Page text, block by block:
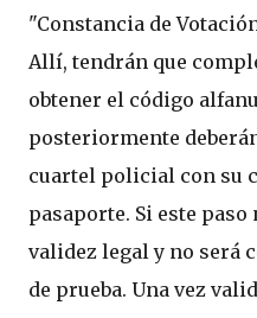
"Constancia de
Allí, tendrán que
obtener el código
posteriormente
cuartel policial con su
pasaporte. Si este
validez legal y no será
de prueba. Una vez